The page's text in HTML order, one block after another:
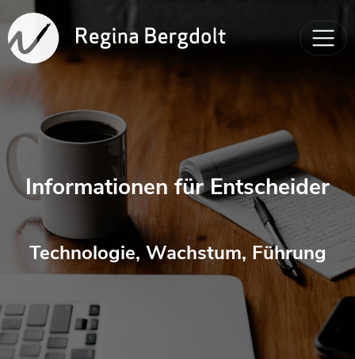
Informationen für Entscheider
Technologie, Wachstum, Führung